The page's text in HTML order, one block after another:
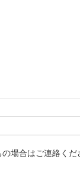
場合はご連絡くだ